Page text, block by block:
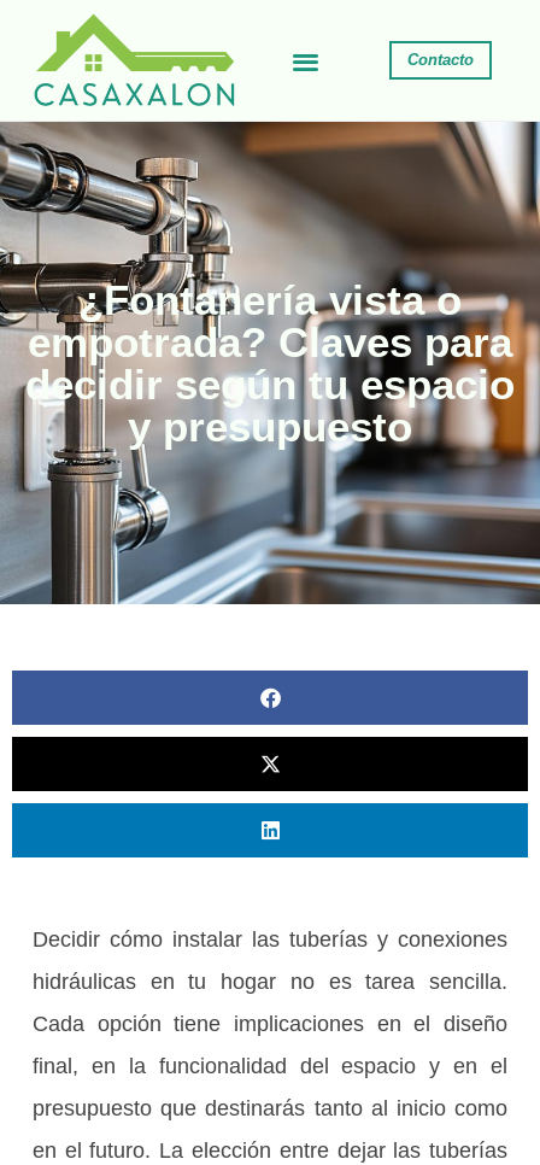
Contacto
¿Fontanería vista o
empotrada? Claves para
decidir según tu espacio
y presupuesto
Decidir cómo instalar las tuberías y conexiones
hidráulicas en tu hogar no es tarea sencilla.
Cada opción tiene implicaciones en el diseño
final, en la funcionalidad del espacio y en el
presupuesto que destinarás tanto al inicio como
en el futuro. La elección entre dejar las tuberías